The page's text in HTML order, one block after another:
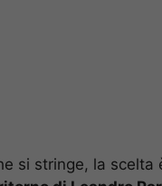
si stringe, la scelta